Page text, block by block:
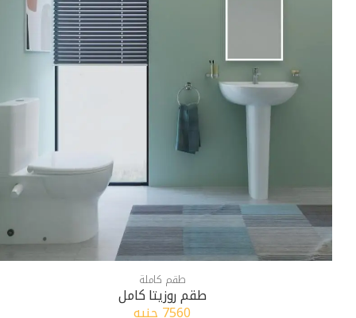
طقم كاملة
طقم روزيتا كامل
7560 جنيه